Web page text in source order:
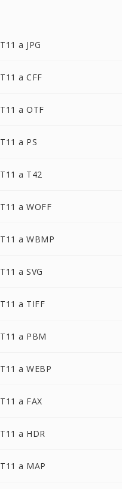
T11 a JPG
T11 a CFF
T11 a OTF
T11 a PS
T11 a T42
T11 a WOFF
T11 a WBMP
T11 a SVG
T11 a TIFF
T11 a PBM
T11 a WEBP
T11 a FAX
T11 a HDR
T11 a MAP